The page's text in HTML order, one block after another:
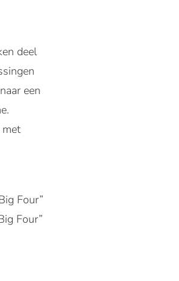
deel
een
met
Four”
Four”